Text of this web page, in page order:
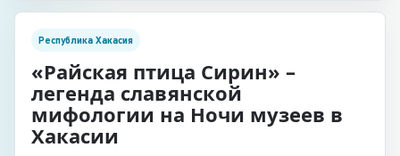
Республика Хакасия
«Райская птица Сирин» –
легенда славянской
мифологии на Ночи музеев в
Хакасии